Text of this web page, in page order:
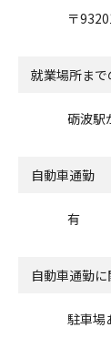
〒
就業場所ま
砺波駅
自動車通勤
有
自動車通勤
駐車場